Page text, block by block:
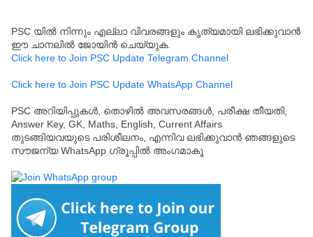
PSC യിൽ നിന്നും എല്ലാ വിവരങ്ങളും കൃത്യമായി ലഭിക്കുവാൻ
ഈ ചാനലിൽ ജോയിൻ ചെയ്യുക.
Click here to Join PSC Update Telegram Channel
Click here to Join PSC Update WhatsApp Channel
PSC അറിയിപ്പുകൾ, തൊഴിൽ അവസരങ്ങൾ, പരീക്ഷ തീയതി,
Answer Key, GK, Maths, English, Current Affairs
തുടങ്ങിയവയുടെ പരിശീലനം, എന്നിവ ലഭിക്കുവാൻ ഞങ്ങളുടെ
സൗജന്യ WhatsApp ഗ്രൂപ്പിൽ അംഗമാകൂ